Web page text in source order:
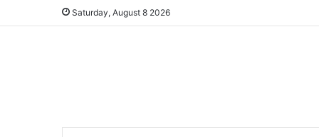
Saturday, August 8 2026